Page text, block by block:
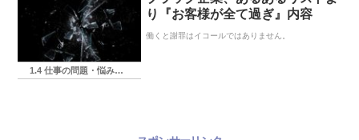
1.4 仕事の問題・悩み・相談
り『お客様が全て過ぎ』内容
働くと謝罪はイコールではありません。